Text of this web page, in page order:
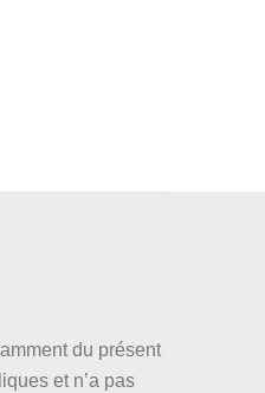
du présent
et n’a pas